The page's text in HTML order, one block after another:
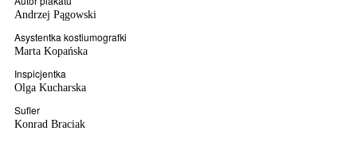
Andrzej Pągowski
Asystentka kostiumografki
Marta Kopańska
Inspicjentka
Olga Kucharska
Sufler
Konrad Braciak